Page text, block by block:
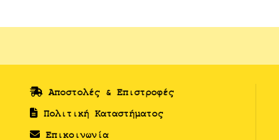
Αποστολές & Επιστροφές
Πολιτική Καταστήματος
Επικοινωνία